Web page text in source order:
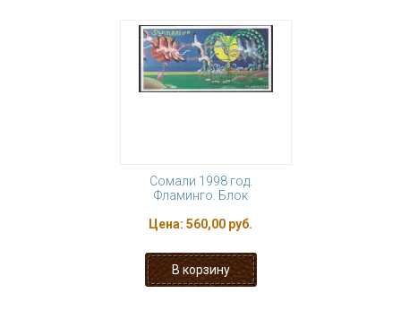
Сомали 1998 год.
Фламинго. Блок
Цена: 560,00 руб.